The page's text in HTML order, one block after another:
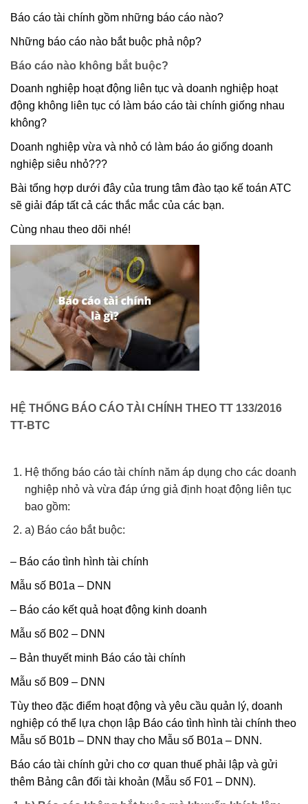
Báo cáo tài chính gồm những báo cáo nào?
Những báo cáo nào bắt buộc phả nộp?
Báo cáo nào không bắt buộc?
Doanh nghiệp hoạt động liên tục và doanh nghiệp hoạt
động không liên tục có làm báo cáo tài chính giống nhau
không?
Doanh nghiệp vừa và nhỏ có làm báo áo giống doanh
nghiệp siêu nhỏ???
Bài tổng hợp dưới đây của trung tâm đào tạo kế toán ATC
sẽ giải đáp tất cả các thắc mắc của các bạn.
Cùng nhau theo dõi nhé!
HỆ THỐNG BÁO CÁO TÀI CHÍNH THEO TT 133/2016
TT-BTC
Hệ thống báo cáo tài chính năm áp dụng cho các doanh
nghiệp nhỏ và vừa đáp ứng giả định hoạt động liên tục
bao gồm:
a) Báo cáo bắt buộc:
– Báo cáo tình hình tài chính
Mẫu số B01a – DNN
– Báo cáo kết quả hoạt động kinh doanh
Mẫu số B02 – DNN
– Bản thuyết minh Báo cáo tài chính
Mẫu số B09 – DNN
Tùy theo đặc điểm hoạt động và yêu cầu quản lý, doanh
nghiệp có thể lựa chọn lập Báo cáo tình hình tài chính theo
Mẫu số B01b – DNN thay cho Mẫu số B01a – DNN.
Báo cáo tài chính gửi cho cơ quan thuế phải lập và gửi
thêm Bảng cân đối tài khoản (Mẫu số F01 – DNN).